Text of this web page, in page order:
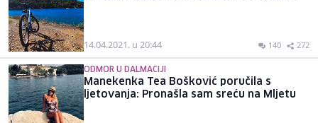
14.04.2021. u 20:44 140 272
ODMOR U DALMACIJI
Manekenka Tea Bošković poručila s
ljetovanja: Pronašla sam sreću na Mljetu